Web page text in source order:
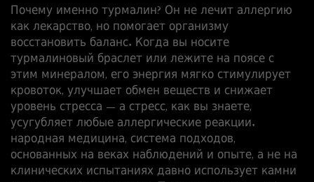
Почему именно турмалин? Он не лечит аллергию
как лекарство, но помогает организму
восстановить баланс. Когда вы носите
турмалиновый браслет или лежите на поясе с
этим минералом, его энергия мягко стимулирует
кровоток, улучшает обмен веществ и снижает
уровень стресса — а стресс, как вы знаете,
усугубляет любые аллергические реакции.
народная медицина, система подходов,
основанных на веках наблюдений и опыте, а не на
клинических испытаниях давно использует камни